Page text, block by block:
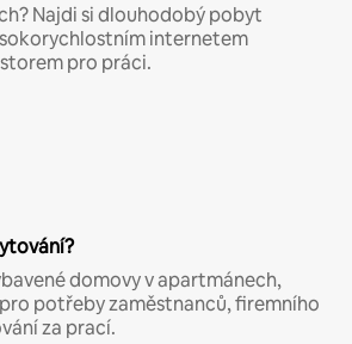
Najdi si dlouhodobý pobyt
internetem
pro práci.
domovy v apartmánech,
potřeby zaměstnanců, firemního
za prací.